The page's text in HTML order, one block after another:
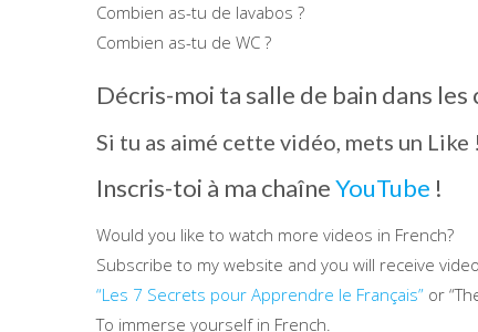
Combien as-tu de lavabos ?
Combien as-tu de WC ?
Décris-moi ta salle de bain dans
Si tu as aimé cette vidéo, mets un Like !
Inscris-toi à ma chaîneYouTube !
Would you like to watch more videos in French?
Subscribe to my website and you will receive
“Les 7 Secrets pour Apprendre le Français” or
To immerse yourself in French.